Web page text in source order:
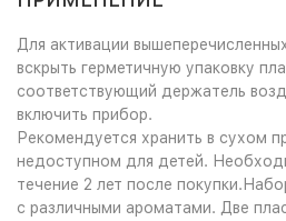
Для активации
вскрыть герметичную упаковку
соответствующий держатель
включить прибор.
Рекомендуется хранить в сухом
недоступном для детей.
течение 2 лет после
с различными ароматами. Две